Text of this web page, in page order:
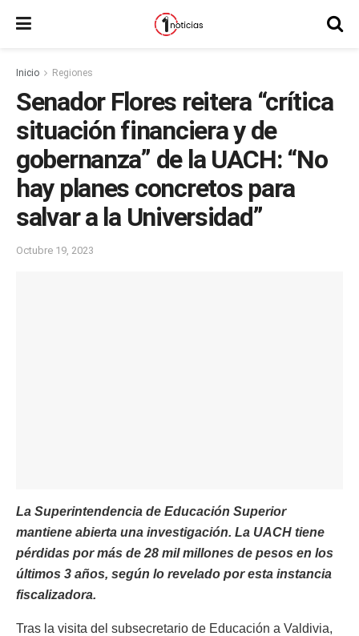
Inicio Regiones
Senador Flores reitera “crítica
situación financiera y de
gobernanza” de la UACH: “No
hay planes concretos para
salvar a la Universidad”
Octubre 19, 2023
La Superintendencia de Educación Superior
mantiene abierta una investigación. La UACH tiene
pérdidas por más de 28 mil millones de pesos en los
últimos 3 años, según lo revelado por esta instancia
fiscalizadora.
Tras la visita del subsecretario de Educación a Valdivia,